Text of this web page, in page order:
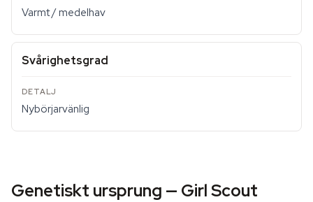
Varmt / medelhav
Svårighetsgrad
Nybörjarvänlig
Genetiskt ursprung — Girl Scout